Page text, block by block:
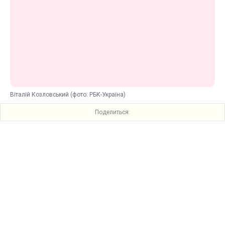
Віталій Козловський (фото: РБК-Україна)
Поделиться: